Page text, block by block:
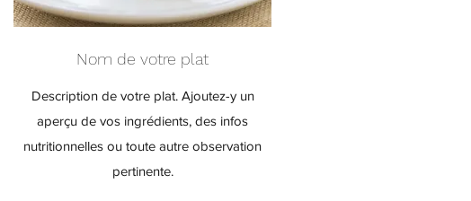
Nom de votre plat
Description de votre plat. Ajoutez-y un
aperçu de vos ingrédients, des infos
nutritionnelles ou toute autre observation
pertinente.